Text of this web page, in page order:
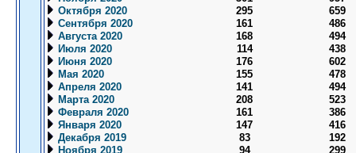
Октября 2020
295
659
Сентября 2020
161
486
Августа 2020
168
494
Июля 2020
114
438
Июня 2020
176
602
Мая 2020
155
478
Апреля 2020
141
494
Марта 2020
208
523
Февраля 2020
161
386
Января 2020
147
416
Декабря 2019
83
192
Ноября 2019
94 299